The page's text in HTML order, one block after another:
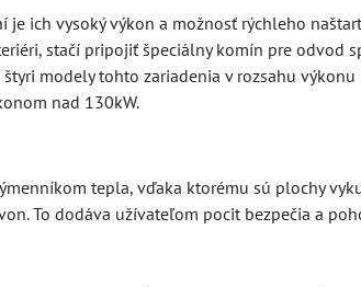
ich vysoký výkon a možnosť rýchleho
stačí pripojiť špeciálny komín pre odvod
modely tohto zariadenia v rozsahu
nad 130kW.
tepla, vďaka ktorému sú plochy
To dodáva užívateľom pocit bezpečia a